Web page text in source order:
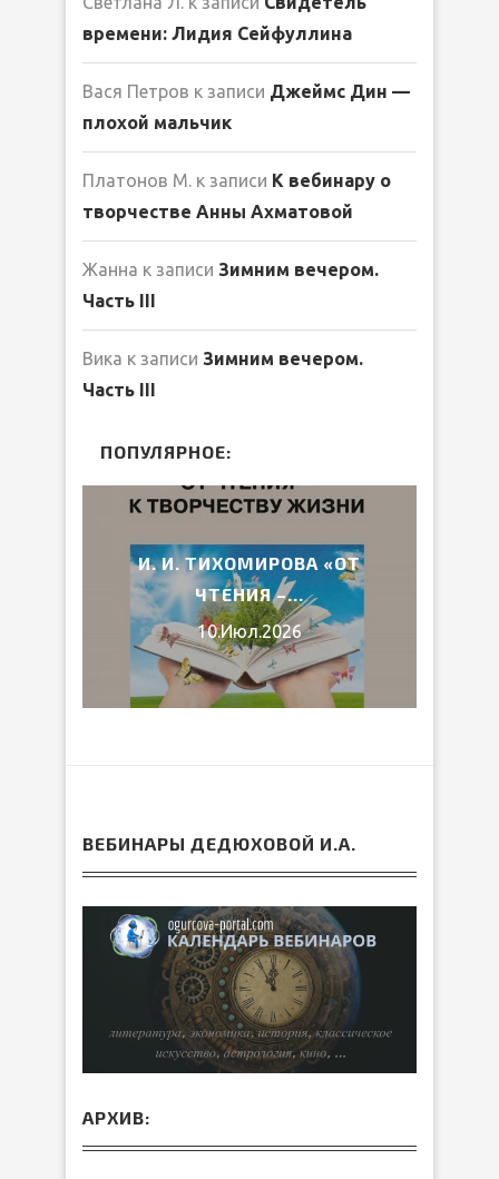
времени: Лидия Сейфуллина
Вася Петров к записи Джеймс Дин —
плохой мальчик
Платонов М. к записи К вебинару о
творчестве Анны Ахматовой
Жанна к записи Зимним вечером.
Часть III
Вика к записи Зимним вечером.
Часть III
ПОПУЛЯРНОЕ:
И. И. ТИХОМИРОВА «ОТ
ЧТЕНИЯ –...
10.Июл.2026
ВЕБИНАРЫ ДЕДЮХОВОЙ И.А.
АРХИВ: